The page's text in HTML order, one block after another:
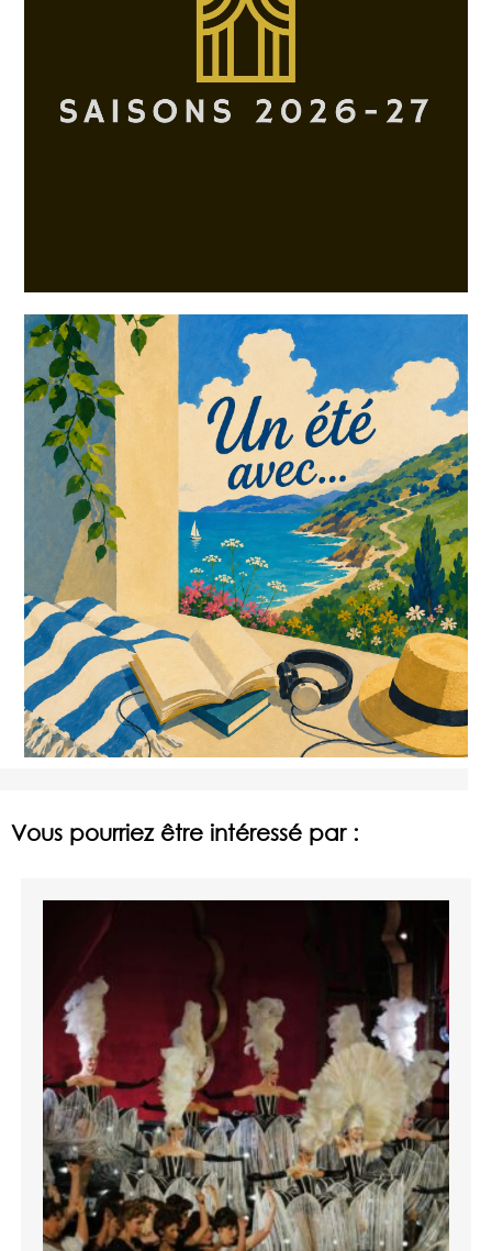
Vous pourriez être intéressé par :